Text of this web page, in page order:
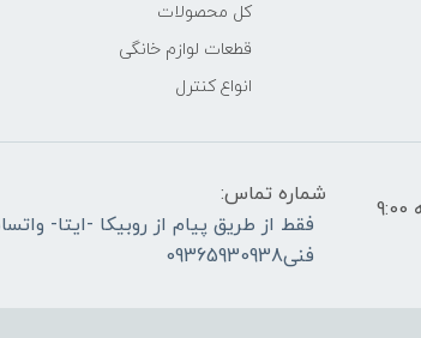
کل محصولات
قطعات لوازم خانگی
انواع کنترل
شنبه تا پنج شنبه 9:00
شماره تماس:
فنی09365930938